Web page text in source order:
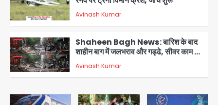
5
Avinash Kumar
1
Shaheen Bagh News: बारिश के बाद
शाहीन बाग में जलभराव और गड्ढे, सीवर काम से
लोग परेशान
Avinash Kumar
Zepto Dhoom: ग्रेटर नोएडा के धूम